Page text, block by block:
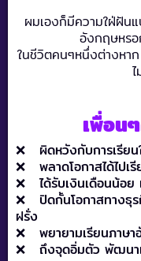
ผมเองก็มีความใฝ่ฝัน
อังกฤษหร
ในชีวิตคนๆหนึ่งต่างหา
เพื่อน
❌ ผิดหวังกับการเรียน
❌ พลาดโอกาสได้ไปเ
❌ ได้รับเงินเดือนน้อย
❌ ปิดกั้นโอกาสทางธุร
ฝรั่ง
❌ พยายามเรียนภาษา
❌ ถึงจุดอิ่มตัว พัฒนาเ